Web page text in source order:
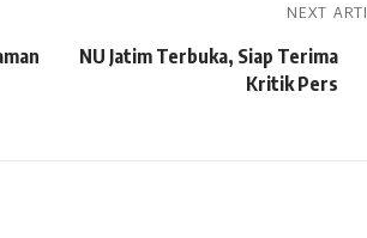
NEXT
NU Jatim Terbuka, Siap Terima
Kritik Pers